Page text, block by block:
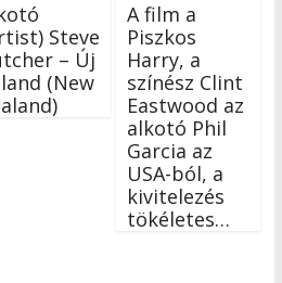
Steve
– Új
(New
A film a
Piszkos
Harry, a
színész Clint
Eastwood az
alkotó Phil
Garcia az
USA-ból, a
kivitelezés
tökéletes…